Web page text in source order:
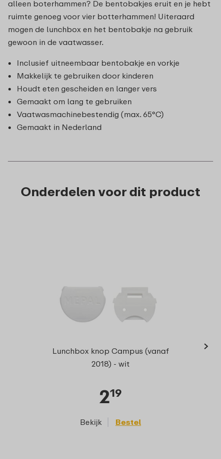
alleen boterhammen? De bentobakjes eruit en je hebt
ruimte genoeg voor vier botterhammen! Uiteraard
mogen de lunchbox en het bentobakje na gebruik
gewoon in de vaatwasser.
Inclusief uitneembaar bentobakje en vorkje
Makkelijk te gebruiken door kinderen
Houdt eten gescheiden en langer vers
Gemaakt om lang te gebruiken
Vaatwasmachinebestendig (max. 65°C)
Gemaakt in Nederland
Onderdelen voor dit product
Lunchbox knop Campus (vanaf
2018) - wit
219
Bekijk Bestel
›